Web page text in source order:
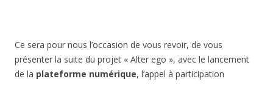
Ce sera pour nous l’occasion de vous revoir, de vous
présenter la suite du projet « Alter ego », avec le lancement
de la plateforme numérique, l’appel à participation